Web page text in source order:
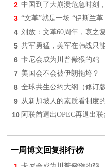
2 中国到了大崩溃危急时刻
3 “文革”就是一场 “伊斯兰革
4 刘放：文革60周年，哀之
5 共军勇猛，美军在韩战只
6 卡尼会成为川普儆猴的鸡
7 美国会不会被伊朗拖垮？
8 全球共生公约大纲（修订版
9 从新加坡人的素质看制度
10 阿联酋退出OPEC再退出联
一周博文回复排行榜